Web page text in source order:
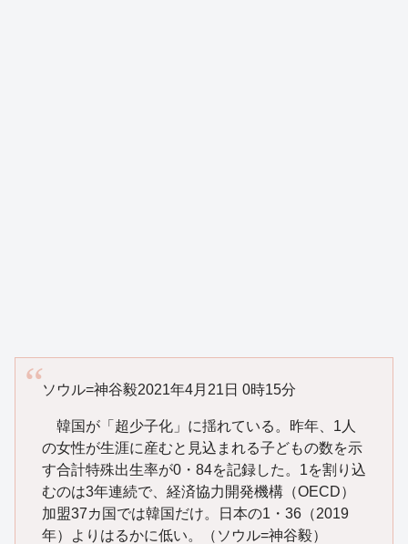
ソウル=神谷毅2021年4月21日 0時15分
韓国が「超少子化」に揺れている。昨年、1人
の女性が生涯に産むと見込まれる子どもの数を示
す合計特殊出生率が0・84を記録した。1を割り込
むのは3年連続で、経済協力開発機構（OECD）
加盟37カ国では韓国だけ。日本の1・36（2019
年）よりはるかに低い。（ソウル=神谷毅）